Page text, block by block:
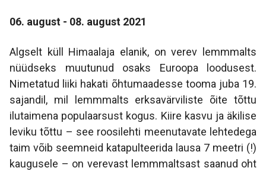
06. august - 08. august 2021
Algselt küll Himaalaja elanik, on verev lemmmalts
nüüdseks muutunud osaks Euroopa loodusest.
Nimetatud liiki hakati õhtumaadesse tooma juba 19.
sajandil, mil lemmmalts erksavärviliste õite tõttu
ilutaimena populaarsust kogus. Kiire kasvu ja äkilise
leviku tõttu – see roosilehti meenutavate lehtedega
taim võib seemneid katapulteerida lausa 7 meetri (!)
kaugusele – on verevast lemmmaltsast saanud oht